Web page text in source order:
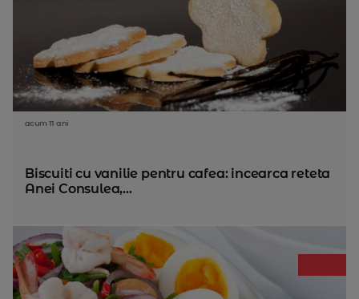
acum 11 ani
Biscuiti cu vanilie pentru cafea: incearca reteta
Anei Consulea,...